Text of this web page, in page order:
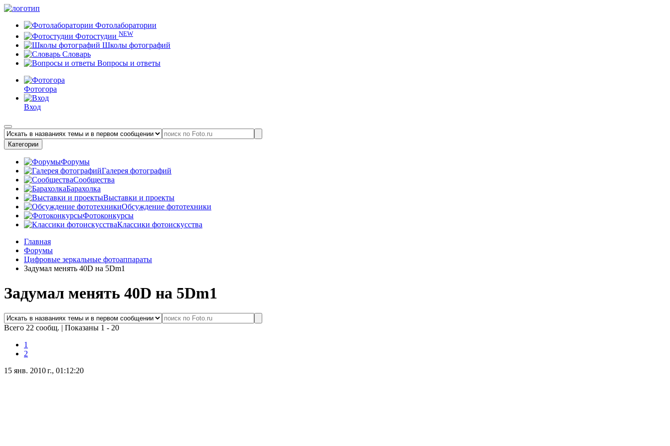
Фотолаборатории
Фотостудии NEW
Школы фотографий
Словарь
Вопросы и ответы
Фотогора
Вход
Категории
Форумы
Галерея фотографий
Сообщества
Барахолка
Выставки и проекты
Обсуждение фототехники
Фотоконкурсы
Классики фотоискусства
Главная
Форумы
Цифровые зеркальные фотоаппараты
Задумал менять 40D на 5Dm1
Задумал менять 40D на 5Dm1
Всего 22 сообщ. | Показаны 1 - 20
1
2
15 янв. 2010 г., 01:12:20